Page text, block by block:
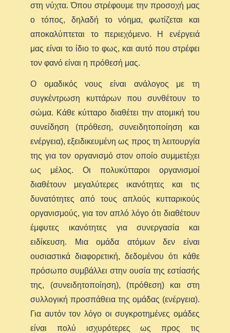
στη νύχτα. Όπου στρέφουμε την προσοχή μας
ο τόπος, δηλαδή το νόημα, φωτίζεται και
αποκαλύπτεται το περιεχόμενο. Η ενέργειά
μας είναι το ίδιο το φως, και αυτό που στρέφει
τον φανό είναι η πρόθεσή μας.
Ο ομαδικός νους είναι ανάλογος με τη
συγκέντρωση κυττάρων που συνθέτουν το
σώμα. Κάθε κύτταρο διαθέτει την ατομική του
συνείδηση (πρόθεση, συνειδητοποίηση και
ενέργεια), εξειδικευμένη ως προς τη λειτουργία
της για τον οργανισμό στον οποίο συμμετέχει
ως μέλος. Οι πολυκύτταροι οργανισμοί
διαθέτουν μεγαλύτερες ικανότητες και τις
δυνατότητες από τους απλούς κυτταρικούς
οργανισμούς, για τον απλό λόγο ότι διαθέτουν
έμφυτες ικανότητες για συνεργασία και
ειδίκευση. Μια ομάδα ατόμων δεν είναι
ουσιαστικά διαφορετική, δεδομένου ότι κάθε
πρόσωπο συμβάλλει στην ουσία της εστίασής
της, (συνειδητοποίηση), (πρόθεση) και στη
συλλογική προσπάθεια της ομάδας (ενέργεια).
Για αυτόν τον λόγο οι συγκροτημένες ομάδες
είναι πολύ ισχυρότερες ως προς τις